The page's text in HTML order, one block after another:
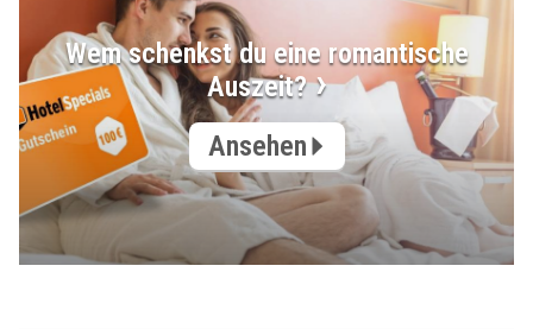
Wem schenkst du eine romantische
Auszeit?
Ansehen